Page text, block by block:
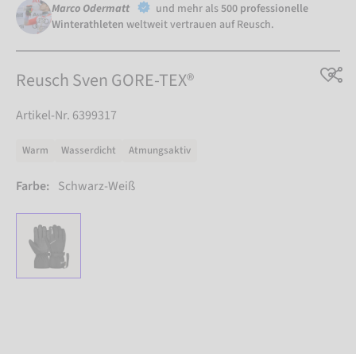
Marco Odermatt und mehr als500 professionelle
Winterathleten weltweit vertrauen auf Reusch.
Reusch Sven GORE-TEX®
Artikel-Nr. 6399317
Warm Wasserdicht Atmungsaktiv
Farbe: Schwarz-Weiß